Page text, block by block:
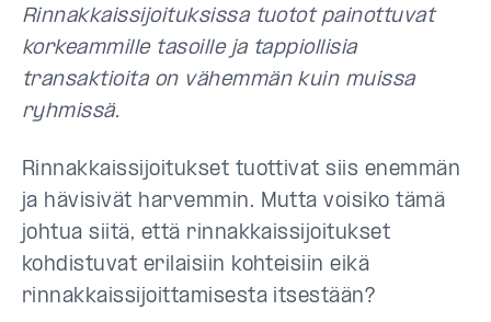
Rinnakkaissijoituksissa tuotot painottuvat
korkeammille tasoille ja tappiollisia
transaktioita on vähemmän kuin muissa
ryhmissä.
Rinnakkaissijoitukset tuottivat siis enemmän
ja hävisivät harvemmin. Mutta voisiko tämä
johtua siitä, että rinnakkaissijoitukset
kohdistuvat erilaisiin kohteisiin eikä
rinnakkaissijoittamisesta itsestään?